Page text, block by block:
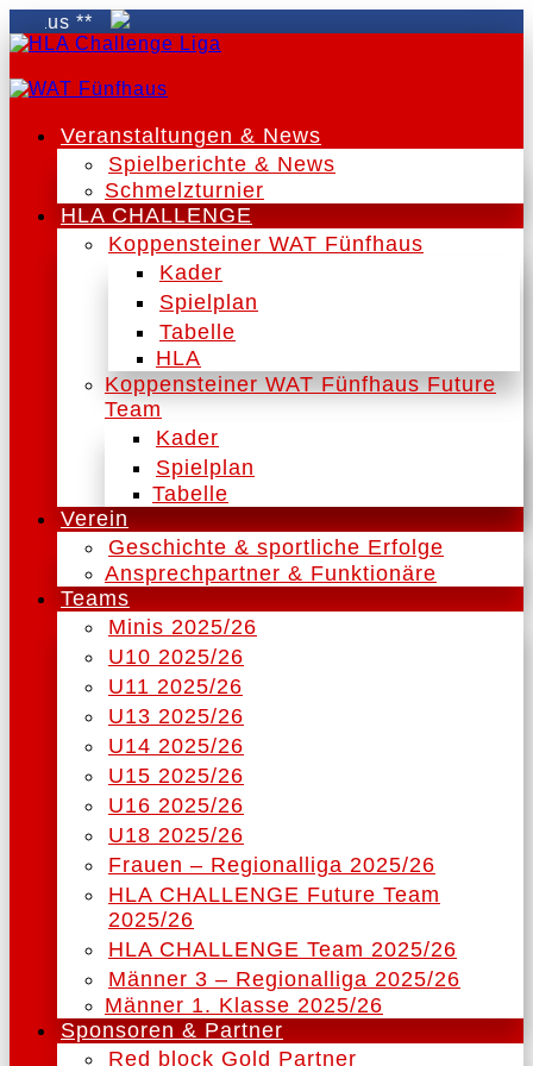
Veranstaltungen & News
Spielberichte & News
Schmelzturnier
HLA CHALLENGE
Koppensteiner WAT Fünfhaus
Kader
Spielplan
Tabelle
HLA
Koppensteiner WAT Fünfhaus Future
Team
Kader
Spielplan
Tabelle
Verein
Geschichte & sportliche Erfolge
Ansprechpartner & Funktionäre
Teams
Minis 2025/26
U10 2025/26
U11 2025/26
U13 2025/26
U14 2025/26
U15 2025/26
U16 2025/26
U18 2025/26
Frauen – Regionalliga 2025/26
HLA CHALLENGE Future Team
2025/26
HLA CHALLENGE Team 2025/26
Männer 3 – Regionalliga 2025/26
Männer 1. Klasse 2025/26
Sponsoren & Partner
Red block Gold Partner